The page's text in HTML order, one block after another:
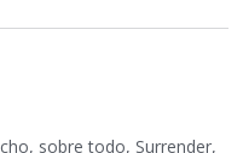
sobre todo, Surrender,